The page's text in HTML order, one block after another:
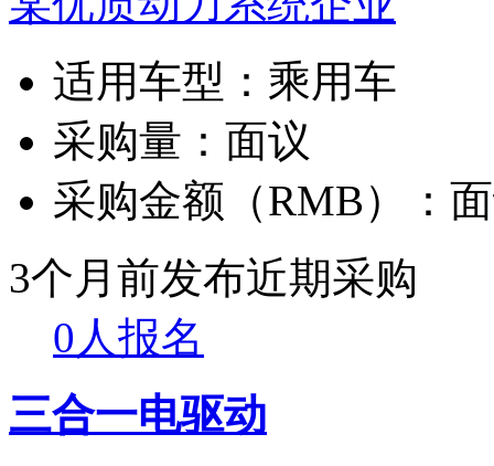
适用车型： 乘用车
采购量： 面议
采购金额（RMB）：
3个月前发布近期采购
0人报名
三合一电驱动